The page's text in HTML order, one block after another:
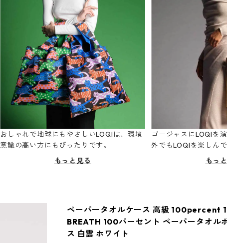
おしゃれで地球にもやさしいLOQIは、環境
意識の高い方にもぴったりです。
もっと見る
ゴージャスにLOQIを
外でもLOQIを楽しんで
もっ
ペーパータオルケース 高級 100percent
BREATH 100パーセント ペーパータオル
ス 白雲 ホワイト